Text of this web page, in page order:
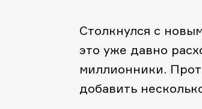
Столкнулся с
это уже давно
миллионники.
добавить